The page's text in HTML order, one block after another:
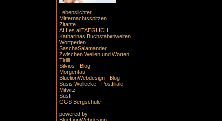
Lebenslichter
Mitternachtsspitzen
Zitante
ALLes allTAEGLICH
Katharinas Buchstabenwelten
Wortperlen
SaschaSalamander
Zwischen Wellen und Worten
Tirilli
Silvios - Blog
Morgentau
BluelionWebdesign - Blog
Susis Wollecke - Postfiliale
Mitwitz
Susfi
GGS Bergschule
powered by
BlueLionWebdesign